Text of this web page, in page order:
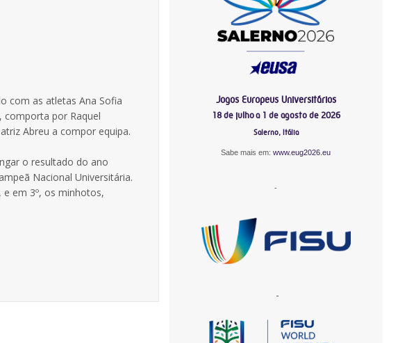
com as atletas Ana Sofia
comporta por Raquel
Abreu a compor equipa.
o resultado do ano
Nacional Universitária.
em 3º, os minhotos,
Jogos Europeus Universitários
18 de julho a 1 de agosto de 2026
Salerno, Itália
Sabe mais em:www.eug2026.eu
-
-